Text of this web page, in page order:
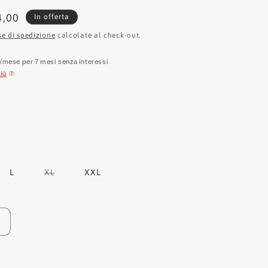
e
o
r
a
In offerta
di spedizione calcolate al check-out.
/mese per 7 mesi senza interessi
L XLVarianteXXL